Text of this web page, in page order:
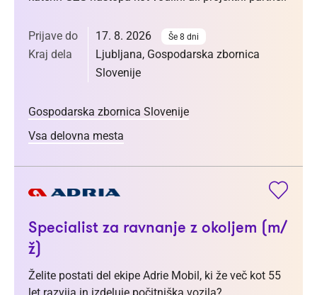
Prijave do 17. 8. 2026 Še 8 dni
Kraj dela
Ljubljana, Gospodarska zbornica
Slovenije
Gospodarska zbornica Slovenije
Vsa delovna mesta
Specialist za ravnanje z okoljem (m/
ž)
Želite postati del ekipe Adrie Mobil, ki že več kot 55